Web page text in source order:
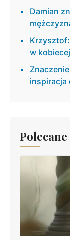
Damian
w
inspiracja